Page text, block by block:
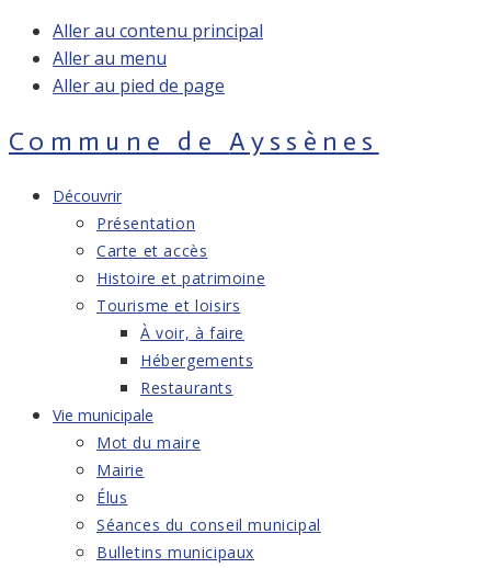
Aller au contenu principal
Aller au menu
Aller au pied de page
Commune deAyssènes
Découvrir
Présentation
Carte et accès
Histoire et patrimoine
Tourisme et loisirs
À voir, à faire
Hébergements
Restaurants
Vie municipale
Mot du maire
Mairie
Élus
Séances du conseil municipal
Bulletins municipaux